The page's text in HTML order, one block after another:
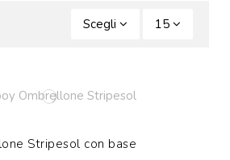
Scegli 15
Stripesol con base